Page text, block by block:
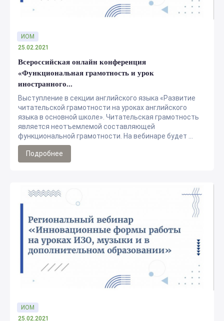
Всероссийская онлайн конференция
«Функциональная грамотность и урок
иностранного...
Выступление в секции английского языка «Развитие
читательской грамотности на уроках английского
языка в основной школе». Читательская грамотность
является неотъемлемой составляющей
функциональной грамотности. На вебинаре будет ...
ИОМ
25.02.2021
Подробнее
ИОМ
25.02.2021